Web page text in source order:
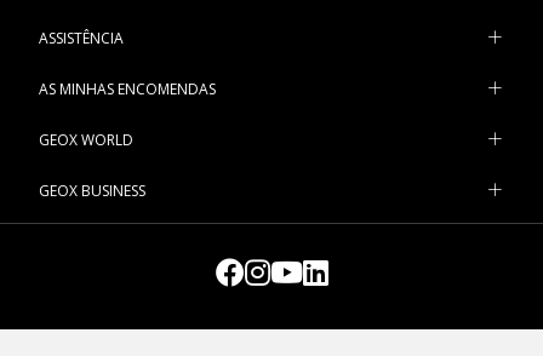
sneakers tecnológicas à prova de água, para manter os pés
sapatos de inspiração desportiva. Leves e flexíveis, as sneakers
da linhaSpherica™transformam a forma de andar, graças à
Aerantis™, o sapato com um autêntico sistema
materiais. Sempre um passo à frente comNebula™, o ícone
ASSISTÊNCIA
AS MINHAS ENCOMENDAS
GEOX WORLD
GEOX BUSINESS